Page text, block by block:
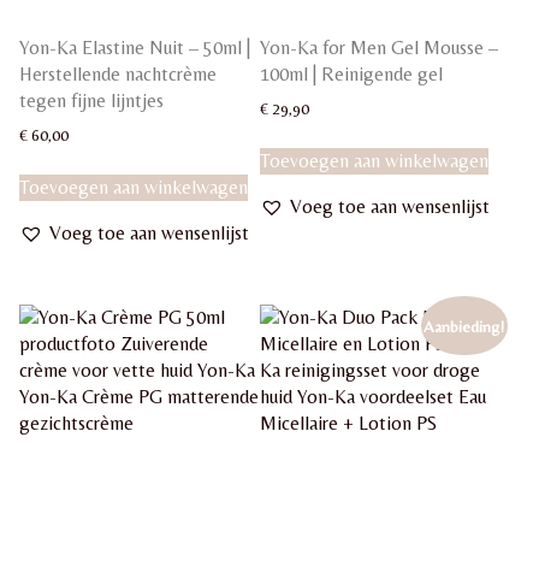
Yon-Ka Elastine Nuit – 50ml |
Herstellende nachtcrème
tegen fijne lijntjes
€60,00
Toevoegen aan winkelwagen
Voeg toe aan wensenlijst
Yon-Ka for Men Gel Mousse –
100ml | Reinigende gel
€29,90
Toevoegen aan winkelwagen
Voeg toe aan wensenlijst
Aanbieding!